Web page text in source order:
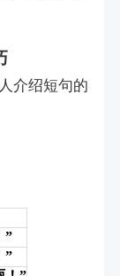
介绍短句的
”
”